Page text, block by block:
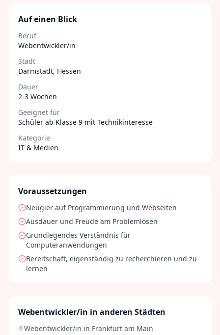
Auf einen Blick
Beruf
Webentwickler/in
Stadt
Darmstadt, Hessen
Dauer
2-3 Wochen
Geeignet für
Schüler ab Klasse 9 mit Technikinteresse
Kategorie
IT & Medien
Voraussetzungen
Neugier auf Programmierung und Webseiten
Ausdauer und Freude am Problemlösen
Grundlegendes Verständnis für
Computeranwendungen
Bereitschaft, eigenständig zu recherchieren und zu
lernen
Webentwickler/in in anderen Städten
Webentwickler/in in Frankfurt am Main